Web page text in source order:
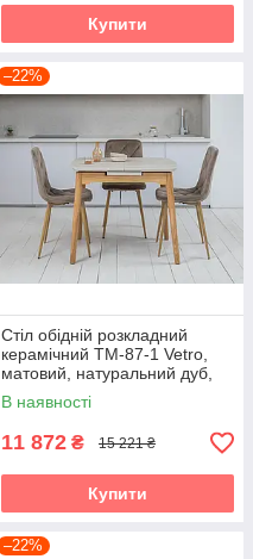
Купити
–22%
Стіл обідній розкладний
керамічний TM-87-1 Vetro,
матовий, натуральний дуб,
колір травертін
В наявності
11 872 ₴ 15 221 ₴
Купити
–22%